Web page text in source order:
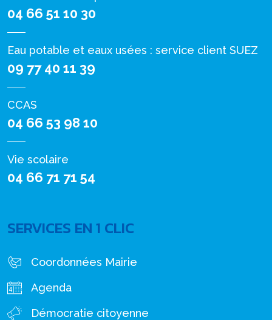
04 66 51 10 30
Eau potable et eaux usées : service client SUEZ
09 77 40 11 39
CCAS
04 66 53 98 10
Vie scolaire
04 66 71 71 54
SERVICES EN 1 CLIC
Coordonnées Mairie
Agenda
Démocratie citoyenne